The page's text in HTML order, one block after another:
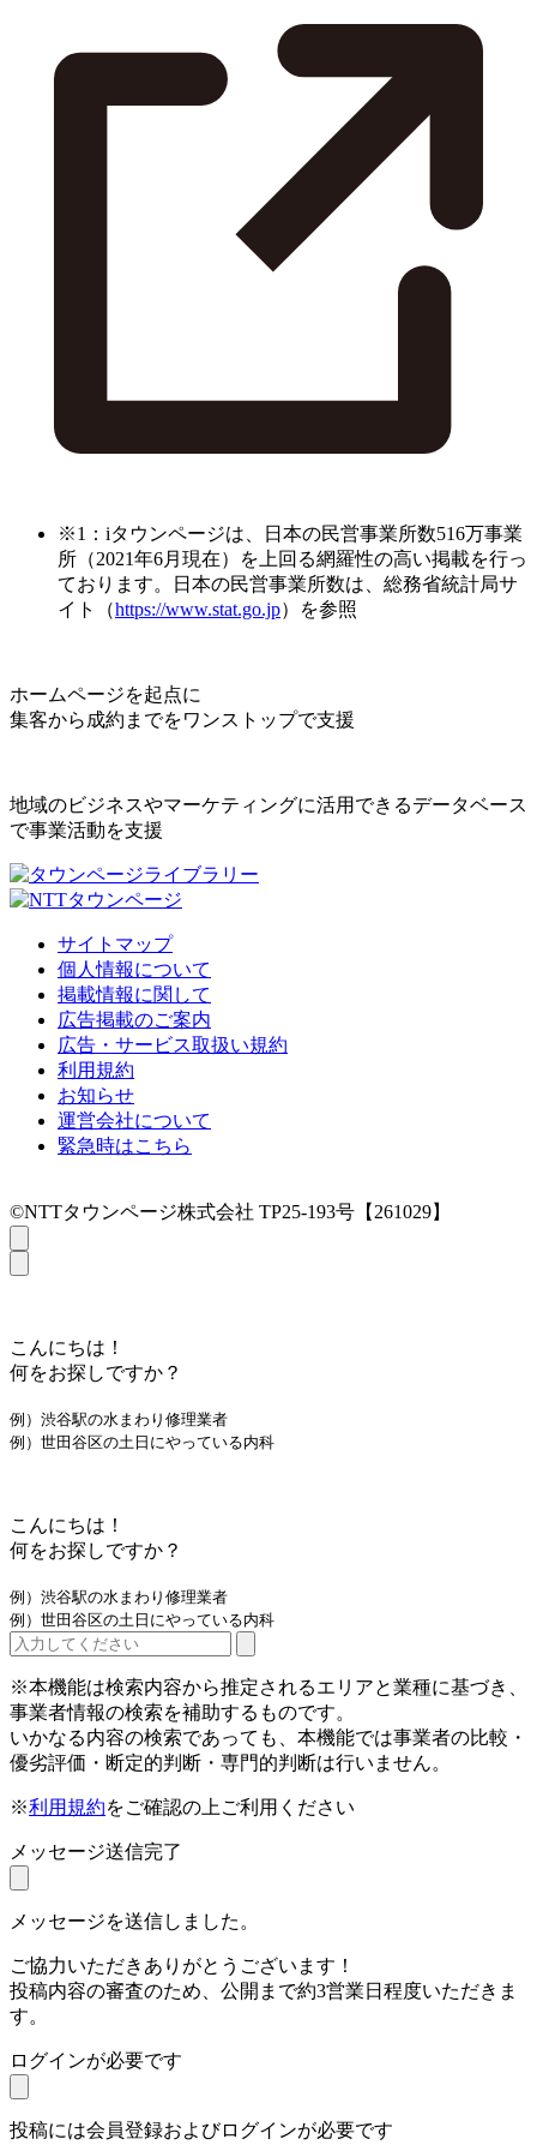
※1：iタウンページは、日本の民営事業所数516万事業
所（2021年6月現在）を上回る網羅性の高い掲載を行っ
ております。日本の民営事業所数は、総務省統計局サ
イト（https://www.stat.go.jp）を参照
ホームページを起点に
集客から成約までをワンストップで支援
地域のビジネスやマーケティングに活用できるデータベース
で事業活動を支援
サイトマップ
個人情報について
掲載情報に関して
広告掲載のご案内
広告・サービス取扱い規約
利用規約
お知らせ
運営会社について
緊急時はこちら
©NTTタウンページ株式会社 TP25-193号【261029】
こんにちは！
何をお探しですか？
例）渋谷駅の水まわり修理業者
例）世田谷区の土日にやっている内科
こんにちは！
何をお探しですか？
例）渋谷駅の水まわり修理業者
例）世田谷区の土日にやっている内科
※本機能は検索内容から推定されるエリアと業種に基づき、
事業者情報の検索を補助するものです。
いかなる内容の検索であっても、本機能では事業者の比較・
優劣評価・断定的判断・専門的判断は行いません。
※利用規約をご確認の上ご利用ください
メッセージ送信完了
メッセージを送信しました。
ご協力いただきありがとうございます！
投稿内容の審査のため、公開まで約3営業日程度いただきま
す。
ログインが必要です
投稿には会員登録およびログインが必要です